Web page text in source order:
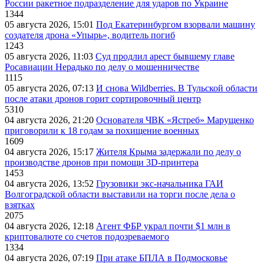
России ракетное подразделение для ударов по Украине
1344
05 августа 2026, 15:01 Под Екатеринбургом взорвали машину
создателя дрона «Упырь», водитель погиб
1243
05 августа 2026, 11:03 Суд продлил арест бывшему главе
Росавиации Нерадько по делу о мошенничестве
1115
05 августа 2026, 07:13 И снова Wildberries. В Тульской области
после атаки дронов горит сортировочный центр
5310
04 августа 2026, 21:20 Основателя ЧВК «Ястреб» Марущенко
приговорили к 18 годам за похищение военных
1609
04 августа 2026, 15:17 Жителя Крыма задержали по делу о
производстве дронов при помощи 3D‑принтера
1453
04 августа 2026, 13:52 Грузовики экс-начальника ГАИ
Волгоградской области выставили на торги после дела о
взятках
2075
04 августа 2026, 12:18 Агент ФБР украл почти $1 млн в
криптовалюте со счетов подозреваемого
1334
04 августа 2026, 07:19 При атаке БПЛА в Подмосковье